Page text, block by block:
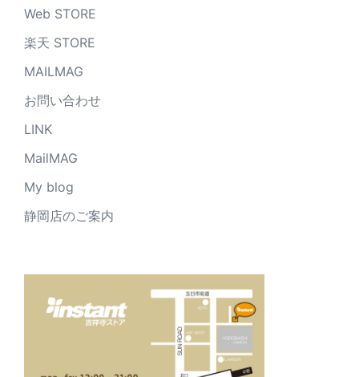
Web STORE
楽天 STORE
MAILMAG
お問い合わせ
LINK
MailMAG
My blog
静岡店のご案内